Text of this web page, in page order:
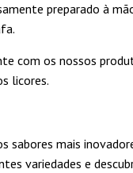
preparado à
com os nossos
licores.
sabores mais
variedades e